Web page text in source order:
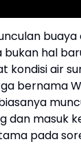
buaya
hal
kondisi air
bernama
dan masuk
pada